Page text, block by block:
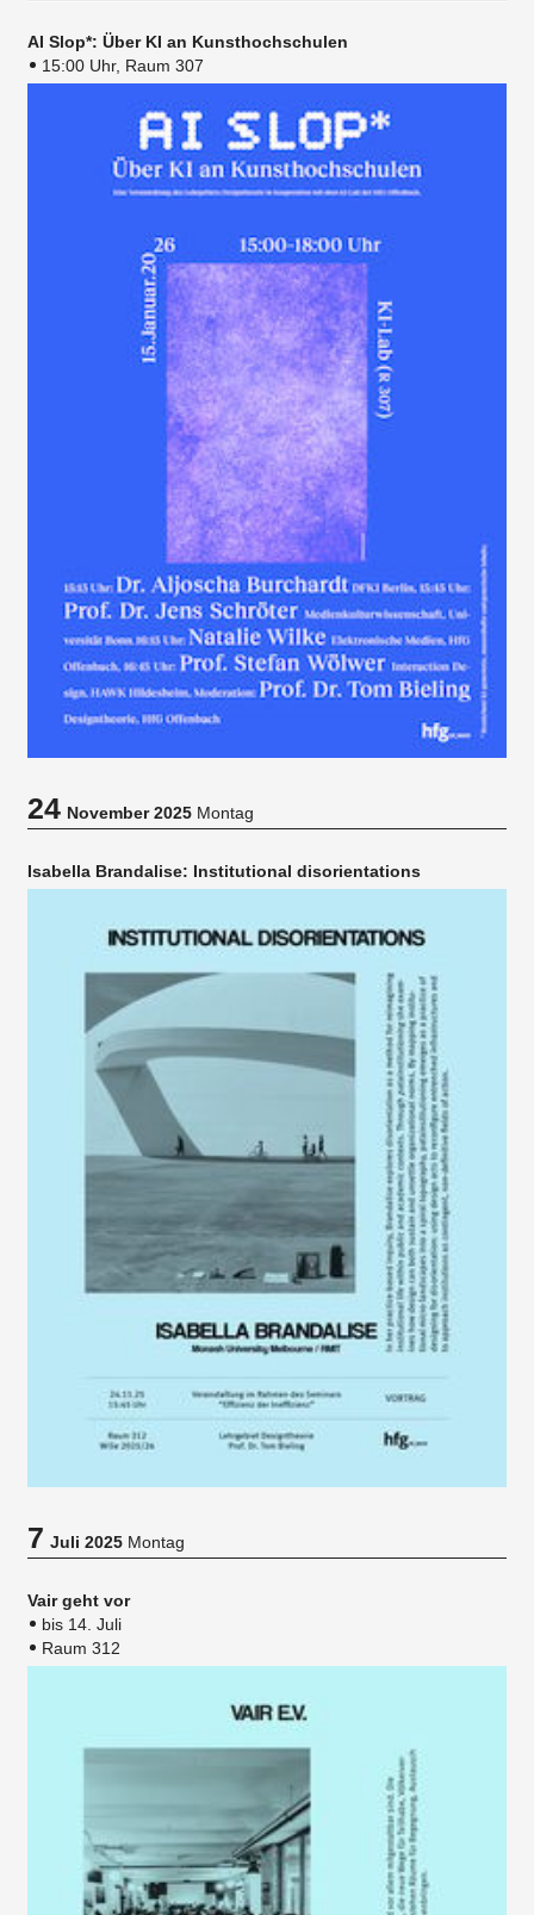
AI Slop*: Über KI an Kunsthochschulen
15:00 Uhr, Raum 307
24November 2025 Montag
Isabella Brandalise: Institutional disorientations
7Juli 2025 Montag
Vair geht vor
bis 14. Juli
Raum 312